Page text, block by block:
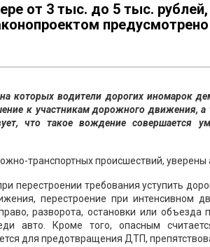
от 3 тыс. до 5 тыс.
которых водители дорогих иномарок
к участникам дорожного движения,
что такое вождение совершается
транспортных происшествий, уверены
перестроении требования уступить
перестроение при интенсивном
разворота, остановки или объезда
авто. Кроме того, опасным
для предотвращения ДТП,